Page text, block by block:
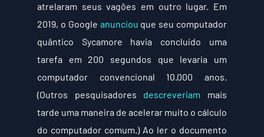
atrelaram seus vagões em outro lugar. Em
2019, o Google anunciou que seu computador
quântico Sycamore havia concluído uma
tarefa em 200 segundos que levaria um
computador convencional 10.000 anos.
(Outros pesquisadores descreveriam mais
tarde uma maneira de acelerar muito o cálculo
do computador comum.) Ao ler o documento